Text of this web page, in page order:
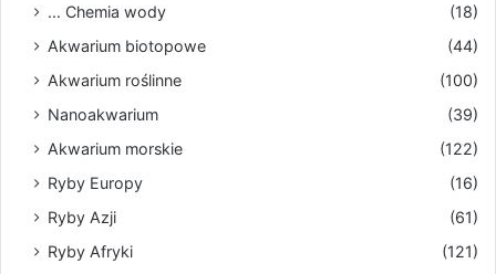
... Chemia wody
(18)
Akwarium biotopowe
(44)
Akwarium roślinne
(100)
Nanoakwarium
(39)
Akwarium morskie
(122)
Ryby Europy
(16)
Ryby Azji
(61)
Ryby Afryki
(121)